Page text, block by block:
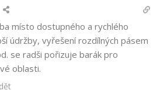
místo dostupného a rychlého
údržby, vyřešení rozdílných pásem
se radši pořizuje barák pro
oblasti.